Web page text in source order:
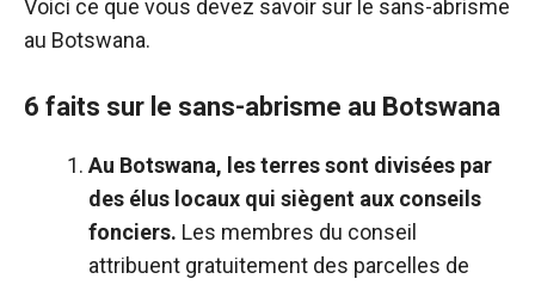
Voici ce que vous devez savoir sur le sans-abrisme
au Botswana.
6 faits sur le sans-abrisme au Botswana
Au Botswana, les terres sont divisées par
des élus locaux qui siègent aux conseils
fonciers. Les membres du conseil
attribuent gratuitement des parcelles de